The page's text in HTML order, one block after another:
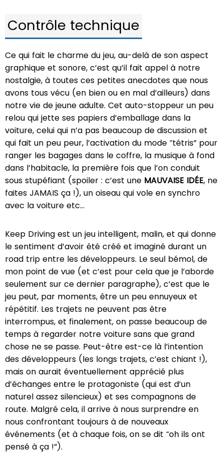
Contrôle technique
Ce qui fait le charme du jeu, au-delà de son aspect
graphique et sonore, c’est qu’il fait appel à notre
nostalgie, à toutes ces petites anecdotes que nous
avons tous vécu (en bien ou en mal d’ailleurs) dans
notre vie de jeune adulte. Cet auto-stoppeur un peu
relou qui jette ses papiers d’emballage dans la
voiture, celui qui n’a pas beaucoup de discussion et
qui fait un peu peur, l’activation du mode “tétris” pour
ranger les bagages dans le coffre, la musique à fond
dans l’habitacle, la première fois que l’on conduit
sous stupéfiant (spoiler : c’est une MAUVAISE IDÉE, ne
faites JAMAIS ça !), un oiseau qui vole en synchro
avec la voiture etc…
Keep Driving est un jeu intelligent, malin, et qui donne
le sentiment d’avoir été créé et imaginé durant un
road trip entre les développeurs. Le seul bémol, de
mon point de vue (et c’est pour cela que je l’aborde
seulement sur ce dernier paragraphe), c’est que le
jeu peut, par moments, être un peu ennuyeux et
répétitif. Les trajets ne peuvent pas être
interrompus, et finalement, on passe beaucoup de
temps à regarder notre voiture sans que grand
chose ne se passe. Peut-être est-ce là l’intention
des développeurs (les longs trajets, c’est chiant !),
mais on aurait éventuellement apprécié plus
d’échanges entre le protagoniste (qui est d’un
naturel assez silencieux) et ses compagnons de
route. Malgré cela, il arrive à nous surprendre en
nous confrontant toujours à de nouveaux
événements (et à chaque fois, on se dit “oh ils ont
pensé à ça !”).